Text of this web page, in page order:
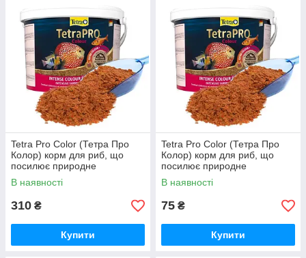
Tetra Pro Color (Тетра Про
Колор) корм для риб, що
посилює природне
забарвлення 100 г (на розвіс)
В наявності
310 ₴
Купити
Tetra Pro Color (Тетра Про
Колор) корм для риб, що
посилює природне
забарвлення 20 г (на розвіс)
В наявності
75 ₴
Купити